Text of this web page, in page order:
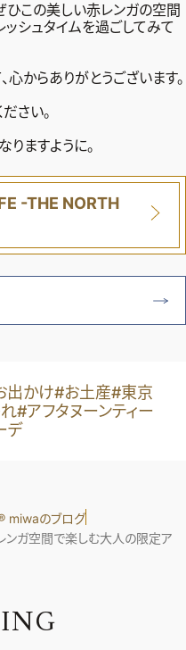
ひこの美しい赤レンガの空間
シュタイムを過ごしてみて
からありがとうございます。
さい。
ますように。
-THE NORTH
出かけ#お土産#東京
#アフタヌーンティー
デ
miwaのブログ
ンガ空間で楽しむ大人の限定ア
ING